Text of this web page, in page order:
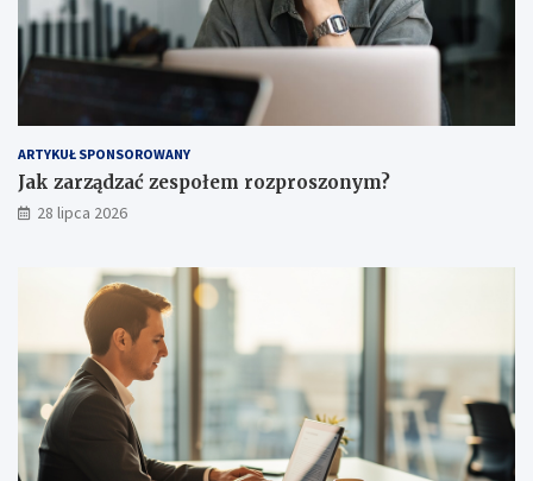
ARTYKUŁ SPONSOROWANY
Jak zarządzać zespołem rozproszonym?
28 lipca 2026